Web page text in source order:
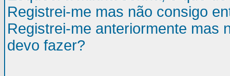
Registrei-me mas não consigo
Registrei-me anteriormente mas
devo fazer?